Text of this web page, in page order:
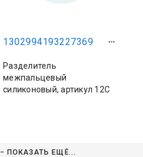
1302994193227369
Разделитель
межпальцевый
силиконовый, артикул 12С
ПОКАЗАНО 12 ИЗ 3419 − ПОКАЗАТЬ ЕЩЁ...